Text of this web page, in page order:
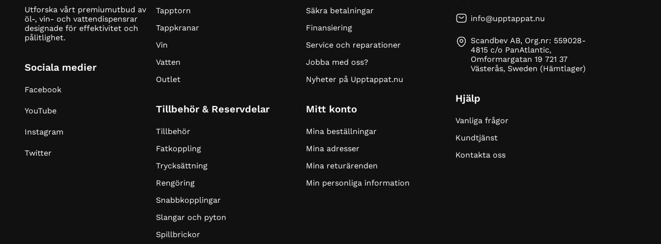
Utforska vårt premiumutbud av
öl-, vin- och vattendispensrar
designade för effektivitet och
pålitlighet.
Sociala medier
Facebook
YouTube
Instagram
Twitter
Tapptorn
Tappkranar
Vin
Vatten
Outlet
Tillbehör & Reservdelar
Tillbehör
Fatkoppling
Trycksättning
Rengöring
Snabbkopplingar
Slangar och pyton
Spillbrickor
Säkra betalningar
Finansiering
Service och reparationer
Jobba med oss?
Nyheter på Upptappat.nu
Mitt konto
Mina beställningar
Mina adresser
Mina returärenden
Min personliga information
info@upptappat.nu
Scandbev AB, Org.nr: 559028-
4815 c/o PanAtlantic,
Omformargatan 19 721 37
Västerås, Sweden (Hämtlager)
Hjälp
Vanliga frågor
Kundtjänst
Kontakta oss